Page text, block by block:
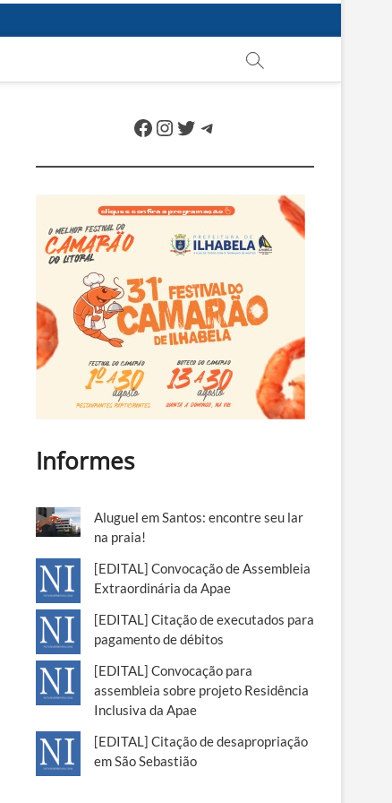
Facebook
Instagram
Twitter
Telegram
Informes
Aluguel em Santos: encontre seu lar
na praia!
[EDITAL] Convocação de Assembleia
Extraordinária da Apae
[EDITAL] Citação de executados para
pagamento de débitos
[EDITAL] Convocação para
assembleia sobre projeto Residência
Inclusiva da Apae
[EDITAL] Citação de desapropriação
em São Sebastião